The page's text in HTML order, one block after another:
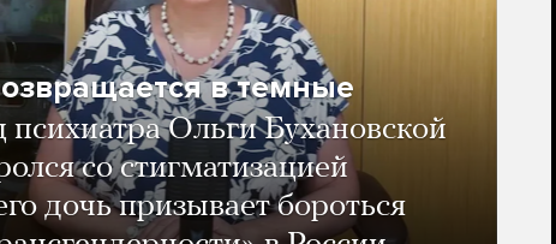
в темные
психиатра Ольги Бухановской
со стигматизацией
дочь призывает бороться